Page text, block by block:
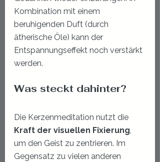
Kombination mit einem
beruhigenden Duft (durch
ätherische Öle) kann der
Entspannungseffekt noch verstärkt
werden.
Was steckt dahinter?
Die Kerzenmeditation nutzt die
Kraft der visuellen Fixierung,
um den Geist zu zentrieren. Im
Gegensatz zu vielen anderen